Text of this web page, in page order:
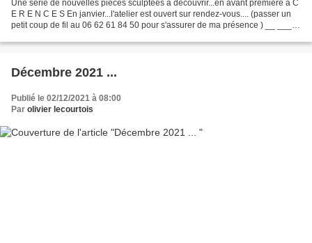
Une série de nouvelles piéces sculptées à découvrir...en avant première à C
E R E N C E S En janvier...l'atelier est ouvert sur rendez-vous.... (passer un
petit coup de fil au 06 62 61 84 50 pour s'assurer de ma présence ) __ ____
Décembre 2021 ...
Publié le 02/12/2021 à 08:00
Par olivier lecourtois